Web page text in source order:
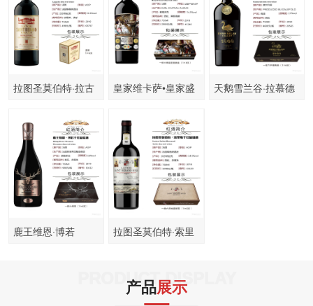
拉图圣莫伯特·拉古
皇家维卡萨•皇家盛
天鹅雪兰谷·拉慕德
鹿王维恩·博若
拉图圣莫伯特·索里
PRODUCT DISPLAY
产品展示